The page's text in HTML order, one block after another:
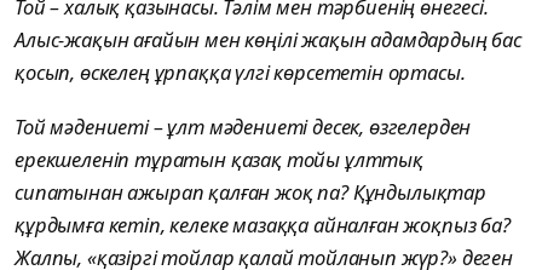
Той – халық қазынасы. Тәлім мен тәрбиенің өнегесі.
Алыс-жақын ағайын мен көңілі жақын адамдардың бас
қосып, өскелең ұрпаққа үлгі көрсететін ортасы.
Той мәдениеті – ұлт мәдениеті десек, өзгелерден
ерекшеленіп тұратын қазақ тойы ұлттық
сипатынан ажырап қалған жоқ па? Құндылықтар
құрдымға кетіп, келеке мазаққа айналған жоқпыз ба?
Жалпы, «қазіргі тойлар қалай тойланып жүр?» деген